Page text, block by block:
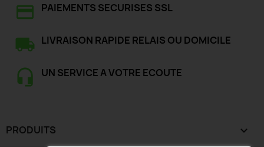
PAIEMENTS SECURISES SSL
LIVRAISON RAPIDE RELAIS OU DOMICILE
UN SERVICE A VOTRE ECOUTE
PRODUITS 